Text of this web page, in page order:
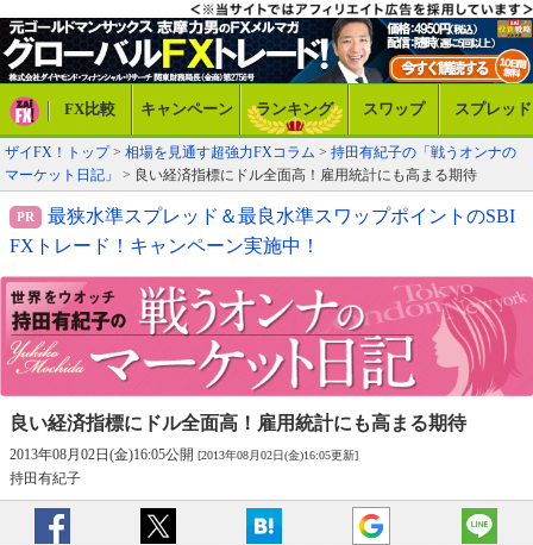
FX比較 キャンペーン ランキング スワップ スプレッド
ザイFX！トップ> 相場を見通す超強力FXコラム > 持田有紀子の「戦うオンナの
マーケット日記」
> 良い経済指標にドル全面高！雇用統計にも高まる期待
最狭水準スプレッド＆最良水準スワップポイントのSBI
FXトレード！キャンペーン実施中！
良い経済指標にドル全面高！ 雇用統計にも高まる期待
2013年08月02日(金)16:05公開 [2013年08月02日(金)16:05更新]
持田有紀子